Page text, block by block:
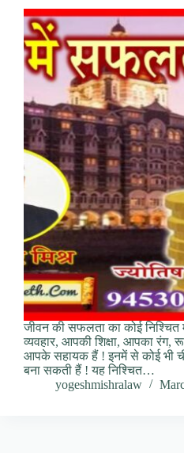
जीवन की सफलता का कोई
व्यवहार, आपकी शिक्षा, आपका रंग,
आपके सहायक हैं ! इनमें से कोई भी
बना सकती हैं ! यह निश्चित…
yogeshmishralaw